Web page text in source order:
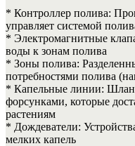
* Контроллер полива:
управляет системой
* Электромагнитные
воды к зонам полива
* Зоны полива:
потребностями полива
* Капельные линии:
форсунками, которые
растениям
* Дождеватели:
мелких капель